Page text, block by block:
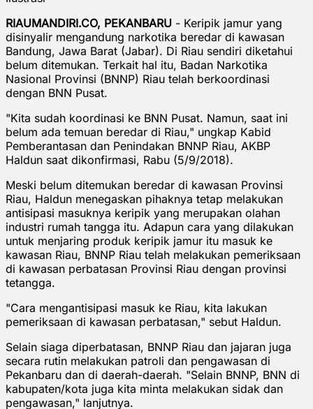
RIAUMANDIRI.CO, PEKANBARU - Keripik jamur yang
disinyalir mengandung narkotika beredar di kawasan
Bandung, Jawa Barat (Jabar). Di Riau sendiri diketahui
belum ditemukan. Terkait hal itu, Badan Narkotika
Nasional Provinsi (BNNP) Riau telah berkoordinasi
dengan BNN Pusat.
"Kita sudah koordinasi ke BNN Pusat. Namun, saat ini
belum ada temuan beredar di Riau," ungkap Kabid
Pemberantasan dan Penindakan BNNP Riau, AKBP
Haldun saat dikonfirmasi, Rabu (5/9/2018).
Meski belum ditemukan beredar di kawasan Provinsi
Riau, Haldun menegaskan pihaknya tetap melakukan
antisipasi masuknya keripik yang merupakan olahan
industri rumah tangga itu. Adapun cara yang dilakukan
untuk menjaring produk keripik jamur itu masuk ke
kawasan Riau, BNNP Riau telah melakukan pemeriksaan
di kawasan perbatasan Provinsi Riau dengan provinsi
tetangga.
"Cara mengantisipasi masuk ke Riau, kita lakukan
pemeriksaan di kawasan perbatasan," sebut Haldun.
Selain siaga diperbatasan, BNNP Riau dan jajaran juga
secara rutin melakukan patroli dan pengawasan di
Pekanbaru dan di daerah-daerah. "Selain BNNP, BNN di
kabupaten/kota juga kita minta melakukan sidak dan
pengawasan," lanjutnya.